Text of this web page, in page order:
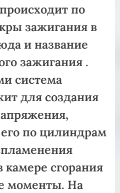
по
зажигания в
и название
зажигания .
система
для создания
по цилиндрам
камере сгорания
моменты. На